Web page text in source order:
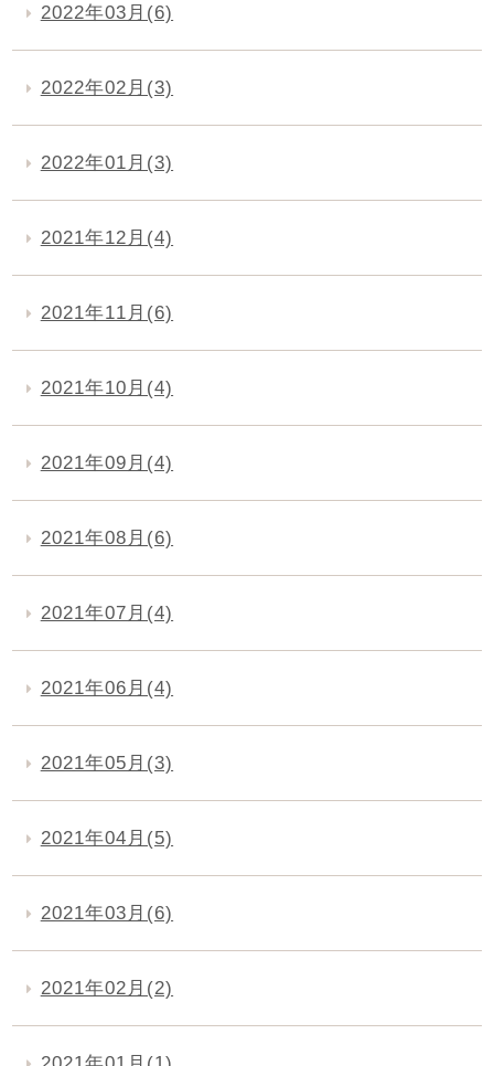
2022年03月(6)
2022年02月(3)
2022年01月(3)
2021年12月(4)
2021年11月(6)
2021年10月(4)
2021年09月(4)
2021年08月(6)
2021年07月(4)
2021年06月(4)
2021年05月(3)
2021年04月(5)
2021年03月(6)
2021年02月(2)